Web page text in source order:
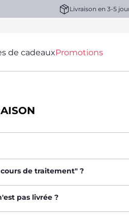
Livraison en 3-5
de cadeauxPromotions
de traitement" ?
pas livrée ?